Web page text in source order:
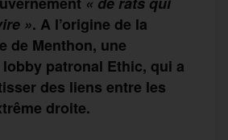
». A l’origine de la
de Menthon, une
patronal Ethic, qui a
des liens entre les
droite.